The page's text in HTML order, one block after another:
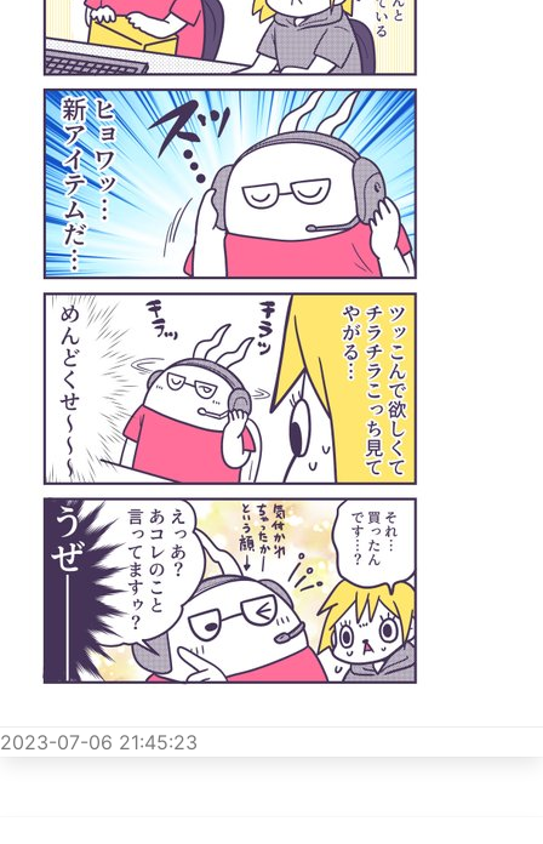
2023-07-06 21:45:23